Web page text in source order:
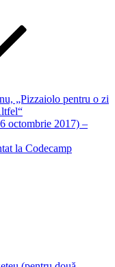
„Pizzaiolo pentru o zi
2017) –
la Codecamp